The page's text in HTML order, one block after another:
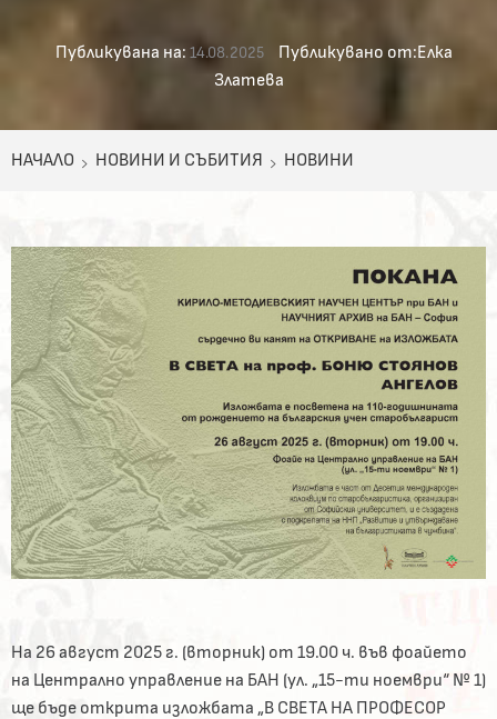
Публикувана на: 14.08.2025 Публикувано от:Елка
Златева
НАЧАЛО НОВИНИ И СЪБИТИЯ НОВИНИ
На 26 август 2025 г. (вторник) от 19.00 ч. във фоайето
на Централно управление на БАН (ул. „15-ти ноември“ № 1)
ще бъде открита изложбата „В СВЕТА НА ПРОФЕСОР